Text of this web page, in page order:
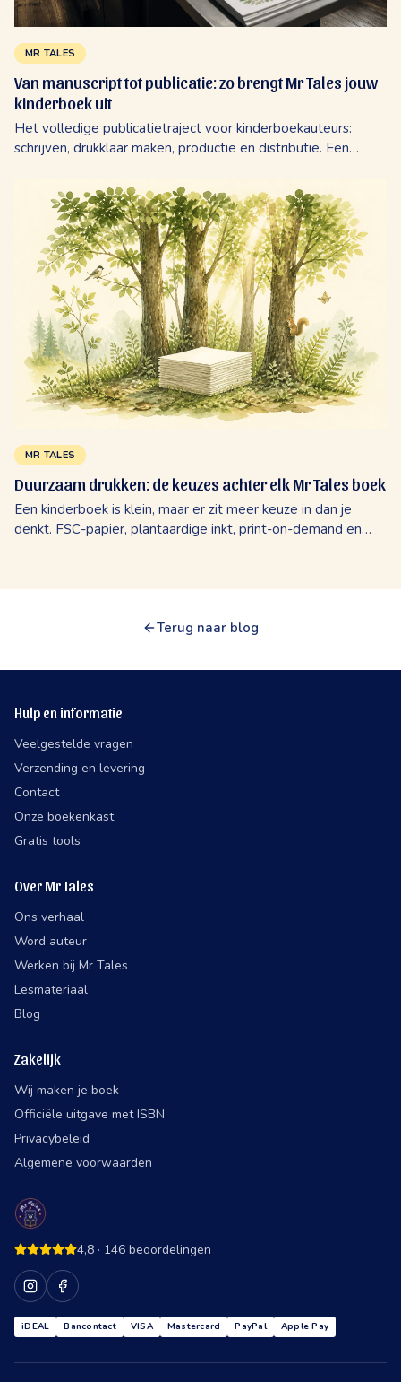
MR TALES
Van manuscript tot publicatie: zo brengt Mr Tales jouw
kinderboek uit
Het volledige publicatietraject voor kinderboekauteurs:
schrijven, drukklaar maken, productie en distributie. Een
MR TALES
Duurzaam drukken: de keuzes achter elk Mr Tales boek
Een kinderboek is klein, maar er zit meer keuze in dan je
denkt. FSC-papier, plantaardige inkt, print-on-demand en
Terug naar blog
Hulp en informatie
Veelgestelde vragen
Verzending en levering
Contact
Onze boekenkast
Gratis tools
Over Mr Tales
Ons verhaal
Word auteur
Werken bij Mr Tales
Lesmateriaal
Blog
Zakelijk
Wij maken je boek
Officiële uitgave met ISBN
Privacybeleid
Algemene voorwaarden
4,8 · 146 beoordelingen
iDEAL Bancontact VISA Mastercard PayPal Apple Pay